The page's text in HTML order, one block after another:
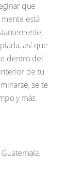
que
está
así que
dentro del
de tu
se te
y más